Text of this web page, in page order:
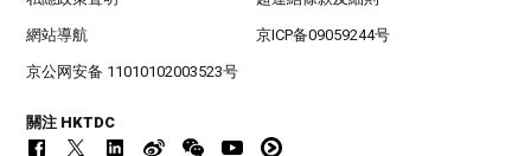
網站導航 京ICP备09059244号
京公网安备 11010102003523号
關注 HKTDC